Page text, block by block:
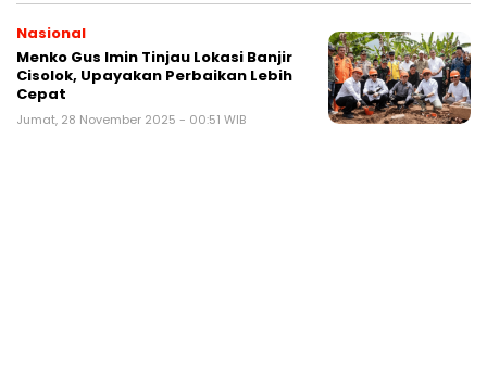
Nasional
Menko Gus Imin Tinjau Lokasi Banjir
Cisolok, Upayakan Perbaikan Lebih
Cepat
Jumat, 28 November 2025 - 00:51 WIB